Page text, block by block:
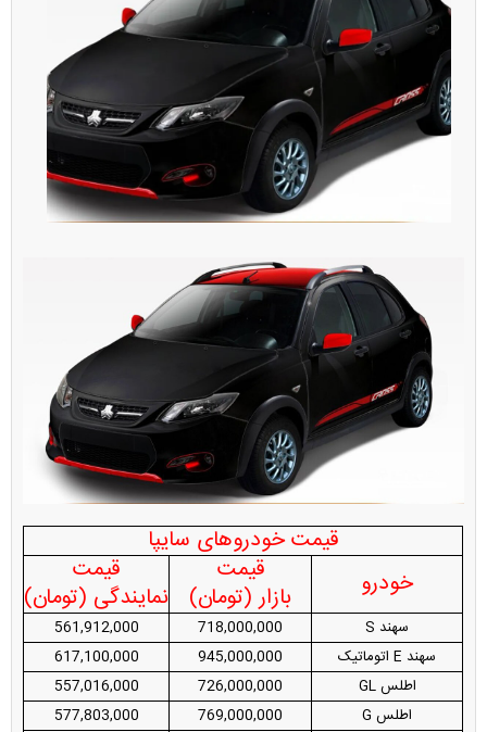
قیمت خودروهای سایپا
خودرو
قیمت
بازار (تومان)
قیمت
نمایندگی (تومان)
سهند S 718,000,000
561,912,000
سهند E اتوماتیک
945,000,000
617,100,000
اطلس GL
726,000,000
557,016,000
اطلس G
769,000,000
577,803,000